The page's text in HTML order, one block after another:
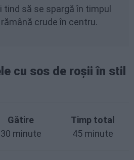
tind să se spargă în timpul
crude în centru.
cu sos de roșii în stil
Gătire
30 minute
Timp total
45 minute